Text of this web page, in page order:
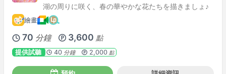
湖の周りに咲く、春の華やかな花たちを描きましょ♪
繪畫
70 分鐘 3,600 點
提供試聽 40 分鐘 2,000點